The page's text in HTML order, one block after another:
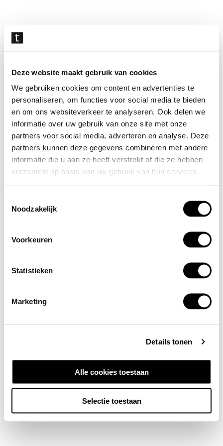
Deze website maakt gebruik van cookies
We gebruiken cookies om content en advertenties te
personaliseren, om functies voor social media te bieden
en om ons websiteverkeer te analyseren. Ook delen we
informatie over uw gebruik van onze site met onze
partners voor social media, adverteren en analyse. Deze
partners kunnen deze gegevens combineren met andere
informatie die u aan ze heeft verstrekt of die ze hebben
verzameld op basis van uw gebruik van hun services.
Noodzakelijk
Voorkeuren
Statistieken
Marketing
Details tonen
Alle cookies toestaan
Selectie toestaan
overslaan